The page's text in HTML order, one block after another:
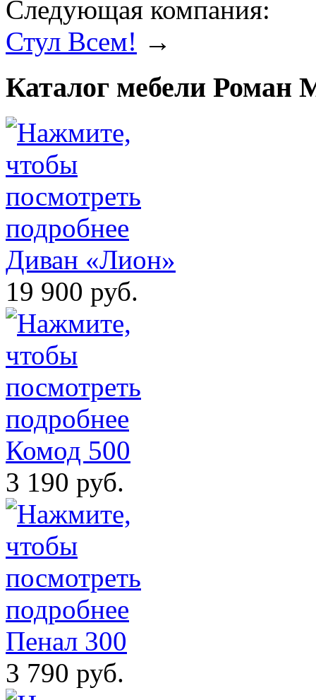
Следующая компания:
Стул Всем! →
Каталог мебели Роман
Диван «Лион»
19 900 руб.
Комод 500
3 190 руб.
Пенал 300
3 790 руб.